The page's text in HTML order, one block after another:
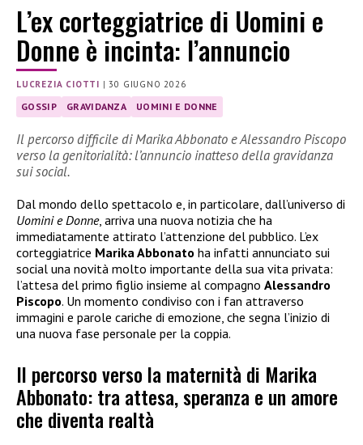
L’ex corteggiatrice di Uomini e
Donne è incinta: l’annuncio
LUCREZIA CIOTTI |30 GIUGNO 2026
GOSSIP GRAVIDANZA UOMINI E DONNE
Il percorso difficile di Marika Abbonato e Alessandro Piscopo
verso la genitorialità: l’annuncio inatteso della gravidanza
sui social.
Dal mondo dello spettacolo e, in particolare, dall’universo di
Uomini e Donne, arriva una nuova notizia che ha
immediatamente attirato l’attenzione del pubblico. L’ex
corteggiatrice Marika Abbonato ha infatti annunciato sui
social una novità molto importante della sua vita privata:
l’attesa del primo figlio insieme al compagno Alessandro
Piscopo. Un momento condiviso con i fan attraverso
immagini e parole cariche di emozione, che segna l’inizio di
una nuova fase personale per la coppia.
Il percorso verso la maternità di Marika
Abbonato: tra attesa, speranza e un amore
che diventa realtà